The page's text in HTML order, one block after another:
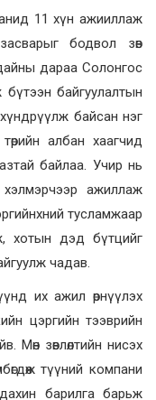
11 хүн ажииллаж
бодвол зөв
дараа Солонгос
байгуулалтын
байсан нэг
албан хаагчид
байлаа. Учир нь
ажиллаж
тусламжаар
хотын дэд бүтцийг
чадав.
их ажил өрнүүлэх
цэргийн тээврийн
Мөн зөвлөлтийн нисэх
түүний компани
дахин барилга барьж